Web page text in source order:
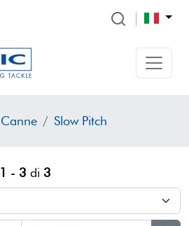
Canne Slow Pitch
1 - 3 di 3